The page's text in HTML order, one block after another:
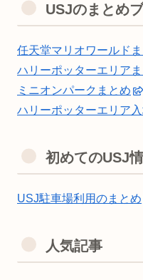
USJのまとめ
任天堂マリオワールド
ハリーポッターエリア
ミニオンパークまとめ
ハリーポッターエリア
初めてのUSJ
USJ駐車場利用のまとめ
人気記事